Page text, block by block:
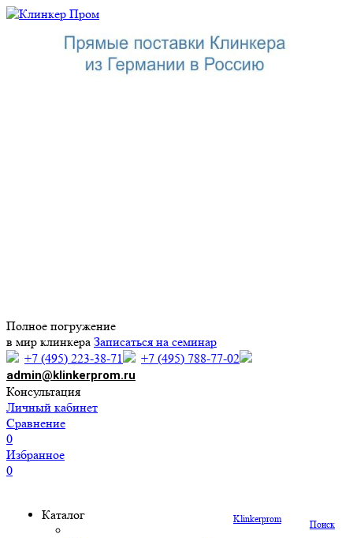
Полное погружение
в мир клинкера Записаться на семинар
+7 (495) 223-38-71
+7 (495) 788-77-02
admin@klinkerprom.ru
Консультация
Личный кабинет
Сравнение
0
Избранное
0
Поиск
Klinkerprom
Каталог